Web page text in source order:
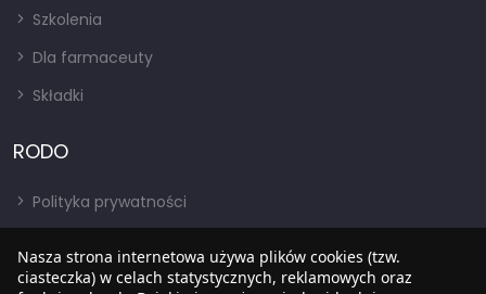
Szkolenia
Dla farmaceuty
Składki
RODO
Polityka prywatności
RODO
Nasza strona internetowa używa plików cookies (tzw.
ciasteczka) w celach statystycznych, reklamowych oraz